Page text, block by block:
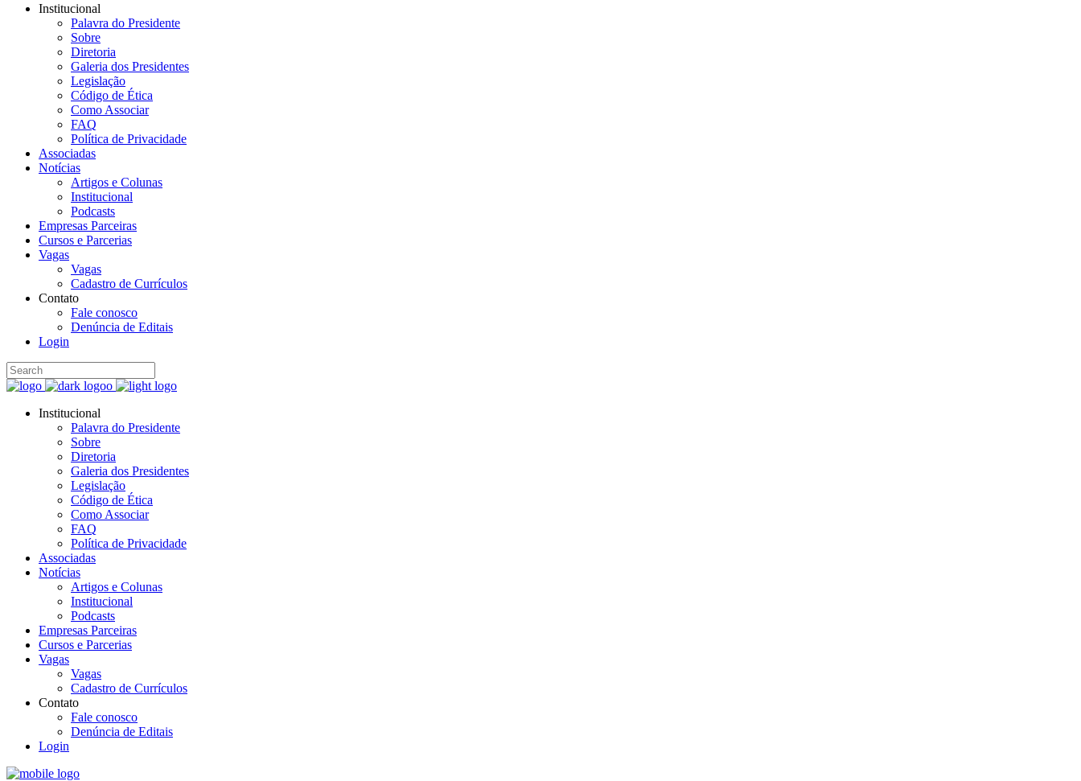
Institucional
Palavra do Presidente
Sobre
Diretoria
Galeria dos Presidentes
Legislação
Código de Ética
Como Associar
FAQ
Política de Privacidade
Associadas
Notícias
Artigos e Colunas
Institucional
Podcasts
Empresas Parceiras
Cursos e Parcerias
Vagas
Vagas
Cadastro de Currículos
Contato
Fale conosco
Denúncia de Editais
Login
Institucional
Palavra do Presidente
Sobre
Diretoria
Galeria dos Presidentes
Legislação
Código de Ética
Como Associar
FAQ
Política de Privacidade
Associadas
Notícias
Artigos e Colunas
Institucional
Podcasts
Empresas Parceiras
Cursos e Parcerias
Vagas
Vagas
Cadastro de Currículos
Contato
Fale conosco
Denúncia de Editais
Login